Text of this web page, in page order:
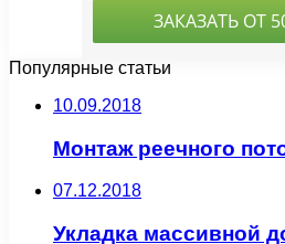
Популярные статьи
10.09.2018
Монтаж реечного
07.12.2018
Укладка массивной